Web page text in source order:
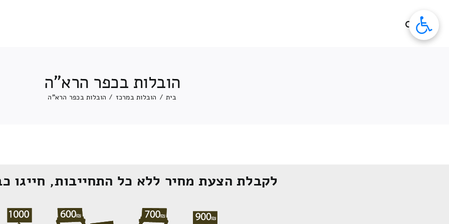
הובלות בכפר הרא"ה
בית / הובלות במרכז / הובלות בכפר הרא"ה
לקבלת הצעת מחיר ללא כל התחייבות, חייגו